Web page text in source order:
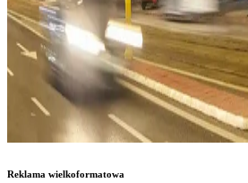
Reklama wielkoformatowa